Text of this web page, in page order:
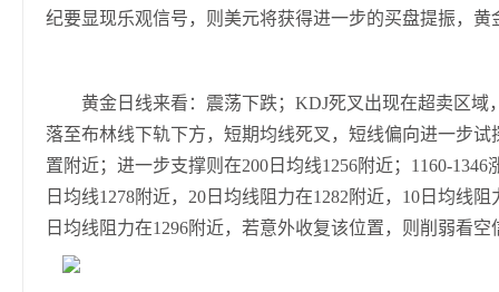
纪要显现乐观信号，则美元将获得进一步的买盘提振，
黄金日线来看：震荡下跌；KDJ死叉出现在超卖区域
落至布林线下轨下方，短期均线死叉，短线偏向进一步
置附近；进一步支撑则在200日均线1256附近；1160-
日均线1278附近，20日均线阻力在1282附近，10日均线
日均线阻力在1296附近，若意外收复该位置，则削弱看空